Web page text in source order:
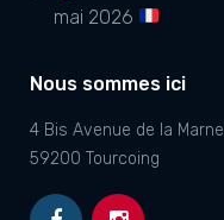
mai 2026
Nous sommes ici
4 Bis Avenue de la Marne
59200 Tourcoing